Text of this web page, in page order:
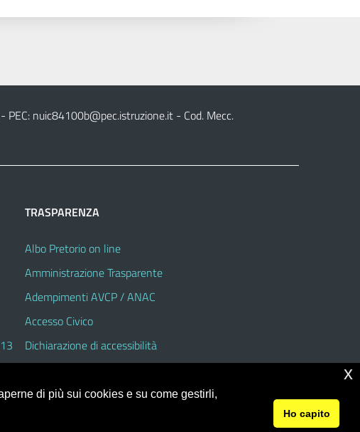
PEC: nuic84100b@pec.istruzione.it- Cod. Mecc.
TRASPARENZA
Albo Pretorio on line
Amministrazione Trasparente
Adempimenti AVCP / ANAC
Accesso Civico
Dichiarazione di accessibilità
© 2026 Istituto Comprensivo Statale
di più sui cookies e su come gestirli,
Ho capito
x